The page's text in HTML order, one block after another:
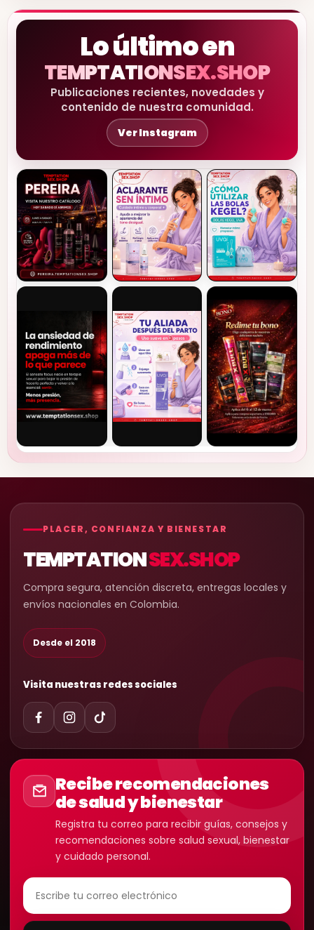
Lo último en
TEMPTATIONSEX.SHOP
Publicaciones recientes, novedades y
contenido de nuestra comunidad.
Ver Instagram
PLACER, CONFIANZA Y BIENESTAR
TEMPTATIONSEX.SHOP
Compra segura, atención discreta, entregas locales y
envíos nacionales en Colombia.
Desde el 2018
Visita nuestras redes sociales
Recibe recomendaciones
de salud y bienestar
Registra tu correo para recibir guías, consejos y
recomendaciones sobre salud sexual, bienestar
y cuidado personal.